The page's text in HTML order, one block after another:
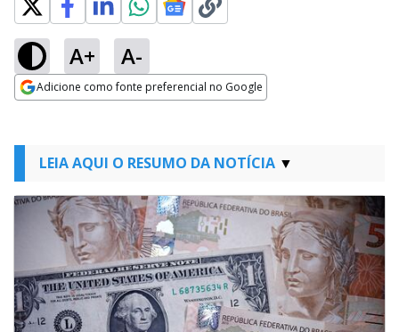
A+ A-
Adicione como fonte preferencial no Google
LEIA AQUI O RESUMO DA NOTÍCIA